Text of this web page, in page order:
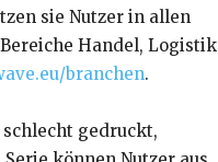
sie Nutzer in allen
Handel, Logistik
branchen.
gedruckt,